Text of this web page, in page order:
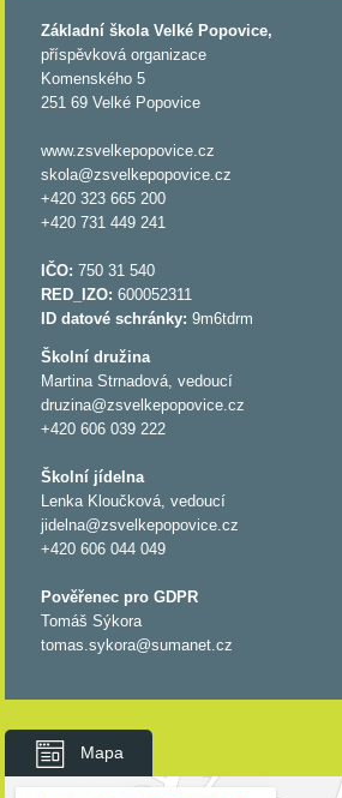
Základní škola Velké Popovice,
příspěvková organizace
Komenského 5
251 69 Velké Popovice
www.zsvelkepopovice.cz
skola@zsvelkepopovice.cz
+420 323 665 200
+420 731 449 241
IČO:750 31 540
RED_IZO: 600052311
ID datové schránky:9m6tdrm
Školní družina
Martina Strnadová, vedoucí
druzina@zsvelkepopovice.cz
+420 606 039 222
Školní jídelna
Lenka Kloučková, vedoucí
jidelna@zsvelkepopovice.cz
+420 606 044 049
Pověřenec pro GDPR
Tomáš Sýkora
tomas.sykora@sumanet.cz
Mapa